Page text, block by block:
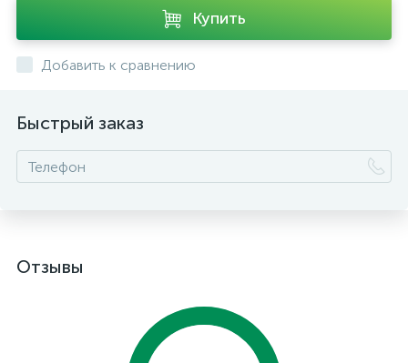
Купить
Добавить к сравнению
Быстрый заказ
Отзывы